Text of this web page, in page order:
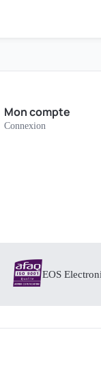
Mon compte
Connexion
EOS